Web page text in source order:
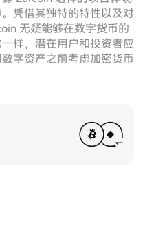
凭借其独特的特性以及对
无疑能够在数字货币的
样，潜在用户和投资者应
字资产之前考虑加密货币